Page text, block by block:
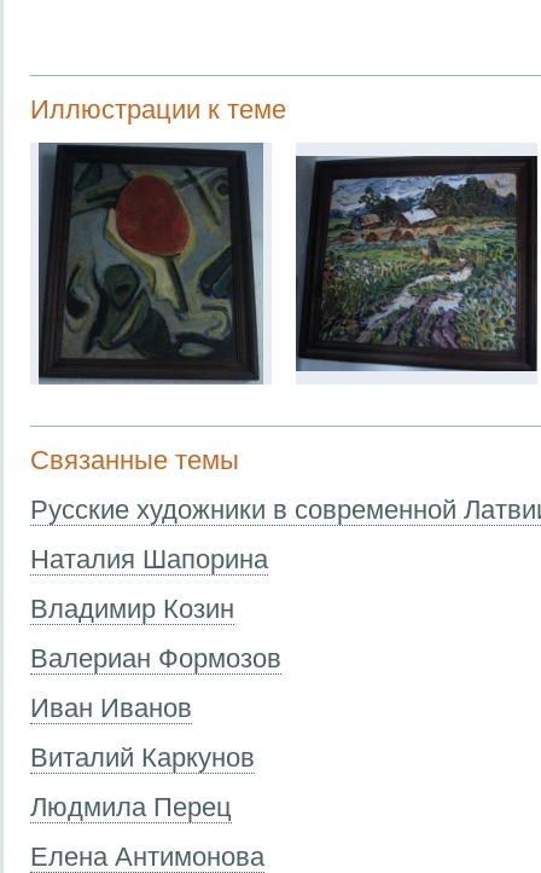
Иллюстрации к теме
Связанные темы
Русские художники в современной
Наталия Шапорина
Владимир Козин
Валериан Формозов
Иван Иванов
Виталий Каркунов
Людмила Перец
Елена Антимонова